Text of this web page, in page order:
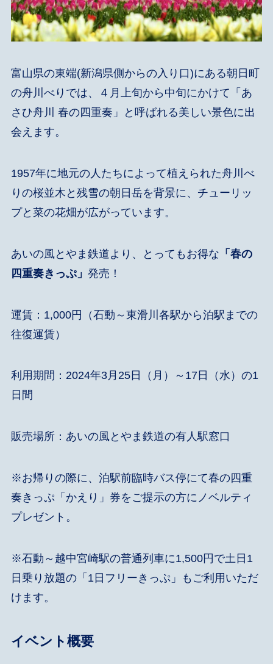
富山県の東端(新潟県側からの入り口)にある朝日町
の舟川べりでは、４月上旬から中旬にかけて「あ
さひ舟川 春の四重奏」と呼ばれる美しい景色に出
会えます。
1957年に地元の人たちによって植えられた舟川べ
りの桜並木と残雪の朝日岳を背景に、チューリッ
プと菜の花畑が広がっています。
あいの風とやま鉄道より、とってもお得な 「春の
四重奏きっぷ」 発売！
運賃：1,000円（石動～東滑川各駅から泊駅までの
往復運賃）
利用期間：2024年3月25日（月）～17日（水）の1
日間
販売場所：あいの風とやま鉄道の有人駅窓口
※お帰りの際に、泊駅前臨時バス停にて春の四重
奏きっぷ「かえり」券をご提示の方にノベルティ
プレゼント。
※石動～越中宮崎駅の普通列車に1,500円で土日1
日乗り放題の「 1日フリーきっぷ」もご利用いただ
けます。
イベント概要